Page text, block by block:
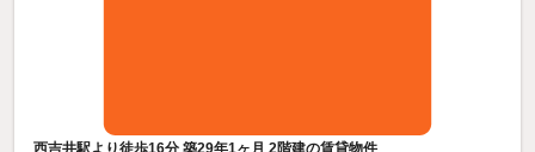
西吉井駅より徒歩16分 築29年1ヶ月 2階建の賃貸物件